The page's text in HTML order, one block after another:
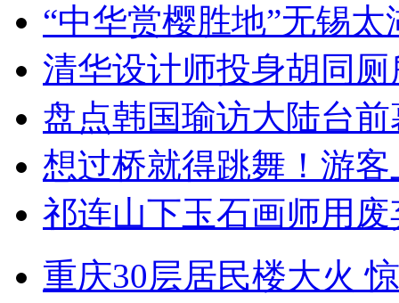
“中华赏樱胜地”无锡
清华设计师投身胡同
盘点韩国瑜访大陆台
想过桥就得跳舞！游客
祁连山下玉石画师用
重庆30层居民楼大火